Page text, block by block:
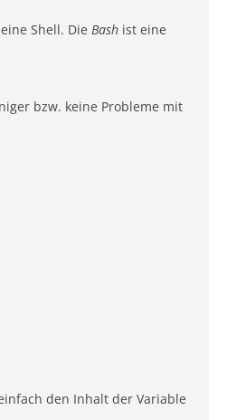
Shell. Die Bash ist eine
bzw. keine Probleme mit
den Inhalt der Variable